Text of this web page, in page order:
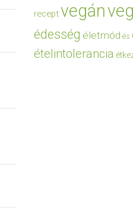
receptvegán
édesség életmód és
ételintolerancia